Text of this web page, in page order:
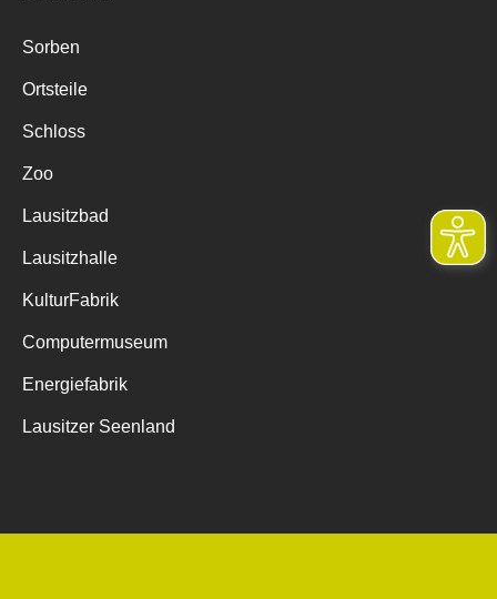
Sorben
Ortsteile
Schloss
Zoo
Lausitzbad
Lausitzhalle
KulturFabrik
Computermuseum
Energiefabrik
Lausitzer Seenland